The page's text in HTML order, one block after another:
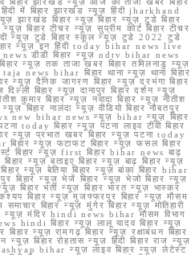
में बिहार झारखंड न्यूज़ हिंदी jharkhand
झारखंड बिहार न्यूज़ बिहार न्यूज़ टुडे बिहार
बिहार टीचर न्यूज़ सुप्रीम कोर्ट बिहार टीचर
न्यूज़ टुडे बिहार स्कूल न्यूज़ टुडे 2022 टुडे
न्यूज़ इन हिंदी today bihar news live
डीडी बिहार न्यूज़ ndtv bihar news
न्यूज़ तक ताजा खबर बिहार तमिलनाडु न्यूज़
news bihar बिहार थाना न्यूज़ थाना बिहार
न्यूज़ दैनिक जागरण बिहार न्यूज़ दरभंगा बिहार
बिहार न्यूज़ दानापुर बिहार दर्शन न्यूज़
कुमार बिहार न्यूज़ नवादा बिहार न्यूज़ नीतीश
बिहार नालंदा न्यूज़ वीडियो बिहार नौबतपुर
new bihar news न्यूज़ bihar न्यूज़ बिहार
today बिहार न्यूज़ पटना लाइव टीवी बिहार
न्यूज़ प्रभात खबर बिहार न्यूज़ पटना today
न्यूज़ फटाफट बिहार न्यूज़ फसल बिहार
बिहार न्यूज़ first बिहार bihar news बाढ़
न्यूज़ बताइए बिहार न्यूज़ बाढ़ बिहार न्यूज़
न्यूज़ बेतिया बिहार न्यूज़ बांका बिहार bihar
बिहार न्यूज़ भेजें बिहार न्यूज़ भेजो बिहार न्यूज़
बिहार भर्ती न्यूज़ बिहार भारत न्यूज़ भास्कर
बिहार न्यूज़ मुजफ्फरपुर बिहार न्यूज़ मौसम
बिहार न्यूज़ मुंगेर बिहार न्यूज़ मोतिहारी
न्यूज़ मंदिर hindi news bihar मौसम विभाग
hindi बिहार न्यूज़ लालू यादव बिहार न्यूज़
बिहार न्यूज़ रामगढ़ बिहार न्यूज़ रक्षाबंधन बिहार
न्यूज़ बिहार रोहतास न्यूज़ हिंदी बिहार राज न्यूज़
bihar न्यूज़ लाइव बिहार न्यूज़ लेटेस्ट